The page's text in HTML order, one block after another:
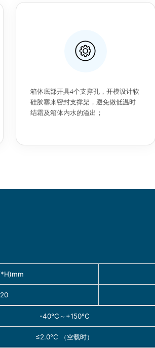
箱体底部开具4个支撑孔，开模设计软
硅胶塞来密封支撑架，避免做低温时
结霜及箱体内水的溢出；
-40℃～+150℃
≤2.0℃ （空载时）